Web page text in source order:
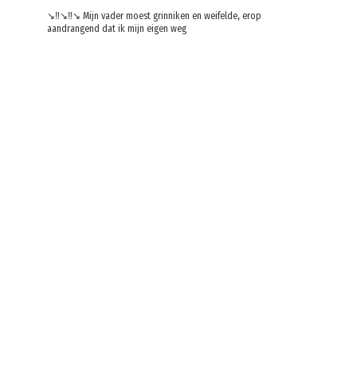
↘️‼️↘️‼️↘️ Mijn vader moest grinniken en weifelde, erop
aandrangend dat ik mijn eigen weg